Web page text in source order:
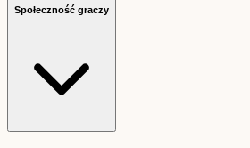
Społeczność graczy